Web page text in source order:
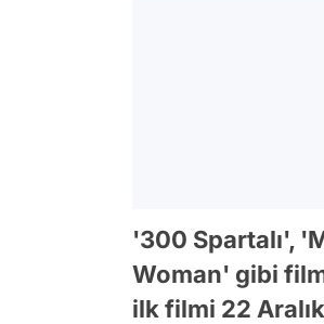
'300 Spartalı',
Woman' gibi
ilk filmi 22